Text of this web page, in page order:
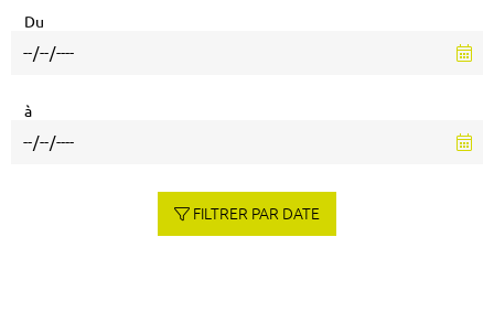
Du
à
FILTRER PAR DATE